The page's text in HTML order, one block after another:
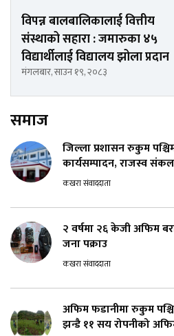
विपन्न बालबालिकालाई वित्तीय
संस्थाको सहारा : जमारुका ४५
विद्यार्थीलाई विद्यालय झोला प्रदान
मंगलबार, साउन १९, २०८३
समाज
जिल्ला प्रशासन रुकुम
कार्यसम्पादन, राजस्व
कखरा संवाददाता
२ वर्षमा २६ केजी अफिम
जना पक्राउ
कखरा संवाददाता
अफिम फडानीमा रुकुम
झन्डै ११ सय रोपनीको